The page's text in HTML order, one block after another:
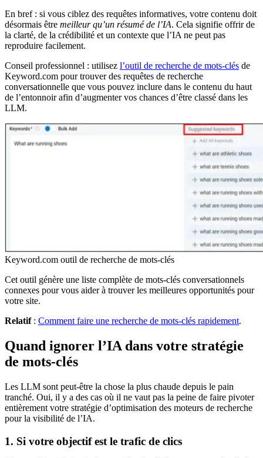
En bref : si vous ciblez des requêtes informatives, votre contenu doit
désormais être meilleur qu’un résumé de l’IA. Cela signifie offrir de
la clarté, de la crédibilité et un contexte que l’IA ne peut pas
reproduire facilement.
Conseil professionnel : utilisez l’outil de recherche de mots-clés de
Keyword.com pour trouver des requêtes de recherche
conversationnelle que vous pouvez inclure dans le contenu du haut
de l’entonnoir afin d’augmenter vos chances d’être classé dans les
LLM.
Keyword.com outil de recherche de mots-clés
Cet outil génère une liste complète de mots-clés conversationnels
connexes pour vous aider à trouver les meilleures opportunités pour
votre site.
Relatif: Comment faire une recherche de mots-clés rapidement.
Quand ignorer l’IA dans votre stratégie
de mots-clés
Les LLM sont peut-être la chose la plus chaude depuis le pain
tranché. Oui, il y a des cas où il ne vaut pas la peine de faire pivoter
entièrement votre stratégie d’optimisation des moteurs de recherche
pour la visibilité de l’IA.
1. Si votre objectif est le trafic de clics